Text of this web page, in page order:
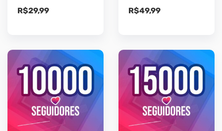
R$29,99 R$49,99